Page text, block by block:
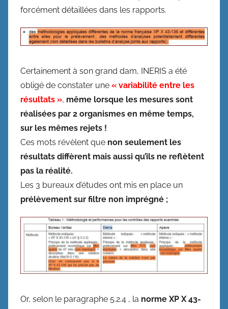
forcément détaillées dans les rapports.
Certainement à son grand dam, INERIS a été
obligé de constater une « variabilité entre les
résultats », même lorsque les mesures sont
réalisées par 2 organismes en même temps,
sur les mêmes rejets !
Ces mots révèlent que non seulement les
résultats diffèrent mais aussi qu’ils ne reflètent
pas la réalité.
Les 3 bureaux d’études ont mis en place un
prélèvement sur filtre non imprégné ;
Or, selon le paragraphe 5.2.4 , la norme XP X 43-